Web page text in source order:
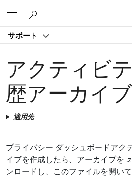
サポート
アクティビ
歴アーカイ
適用先
プライバシー ダッシュボードアク
イブを作成したら、アーカイブを
ンロードし、このファイルを開い